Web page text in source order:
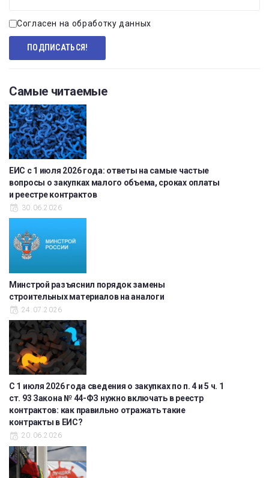
Согласен на обработку данных
Самые читаемые
ЕИС с 1 июля 2026 года: ответы на самые частые
вопросы о закупках малого объема, сроках оплаты
и реестре контрактов
30.06.2026
Минстрой разъяснил порядок замены
строительных материалов на аналоги
24.07.2026
С 1 июля 2026 года сведения о закупках по п. 4 и 5 ч. 1
ст. 93 Закона № 44-ФЗ нужно включать в реестр
контрактов: как правильно отражать такие
контракты в ЕИС?
20.06.2026